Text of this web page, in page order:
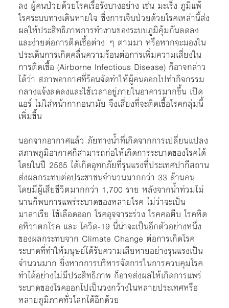
ลง ผู้คนป่วยด้วยโรคเรื้อรังบางอย่าง เช่น มะเร็ง ภูมิแพ้
โรคระบบทางเดินหายใจ ซึ่งการเจ็บป่วยด้วยโรคเหล่านี้ส่ง
ผลให้ประสิทธิภาพการทำงานของระบบภูมิคุ้มกันลดลง
และง่ายต่อการติดเชื้อต่าง ๆ ตามมา หรือหากจะมองใน
ประเด็นการเกิดคลื่นความร้อนต่อการเพิ่มความเสี่ยงใน
การติดเชื้อ (Airborne Infectious Disease) ก็อาจกล่าว
ได้ว่า สภาพอากาศที่ร้อนจัดทำให้ผู้คนออกไปทำกิจกรรม
กลางแจ้งลดลงและใช้เวลาอยู่ภายในอาคารมากขึ้น เปิด
แอร์ ไม่ใส่หน้ากากอนามัย จึงเสี่ยงที่จะติดเชื้อโรคกลุ่มนี้
เพิ่มขึ้น
นอกจากอากาศแล้ว ภัยทางน้ำที่เกิดจากการเปลี่ยนแปลง
สภาพภูมิอากาศก็สามารถก่อให้เกิดการระบาดของโรคได้
โดยในปี 2565 ได้เกิดอุทกภัยที่รุนแรงที่ประเทศปากีสถาน
ส่งผลกระทบต่อประชาชนจำนวนมากกว่า 33 ล้านคน
โดยมีผู้เสียชีวิตมากกว่า 1,700 ราย หลังจากน้ำท่วมไม่
นานก็พบการแพร่ระบาดของหลายโรค ไม่ว่าจะเป็น
มาลาเรีย ไข้เลือดออก โรคอุจจาระร่วง โรคคอตีบ โรคหิด
อหิวาตกโรค และ โควิด-19 นี่น่าจะเป็นอีกตัวอย่างหนึ่ง
ของผลกระทบจาก Climate Change ต่อการเกิดโรค
ระบาดที่ทำให้มนุษย์ได้รับความเสียหายอย่างรุนแรงเป็น
จำนวนมาก ยิ่งหากการบริหารจัดการในการควบคุมโรค
ทำได้อย่างไม่มีประสิทธิภาพ ก็อาจส่งผลให้เกิดการแพร่
ระบาดของโรคออกไปเป็นวงกว้างในหลายประเทศหรือ
หลายภูมิภาคทั่วโลกได้อีกด้วย